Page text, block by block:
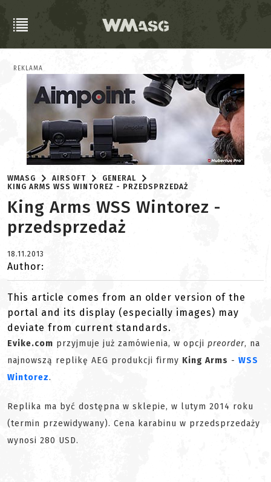
REKLAMA
WMASG AIRSOFT
GENERAL
KING ARMS WSS WINTOREZ - PRZEDSPRZEDAŻ
King Arms WSS Wintorez -
przedsprzedaż
18.11.2013
Author:
This article comes from an older version of the
portal and its display (especially images) may
deviate from current standards.
Evike.com przyjmuje już zamówienia, w opcji preorder, na
najnowszą replikę AEG produkcji firmy King Arms - WSS
Wintorez.
Replika ma być dostępna w sklepie, w lutym 2014 roku
(termin przewidywany). Cena karabinu w przedsprzedaży
wynosi 280 USD.